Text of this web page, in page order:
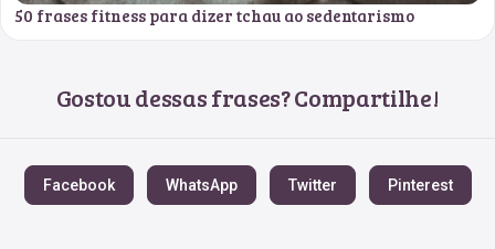
50 frases fitness para dizer tchau ao sedentarismo
Gostou dessas frases? Compartilhe!
Facebook WhatsApp Twitter Pinterest